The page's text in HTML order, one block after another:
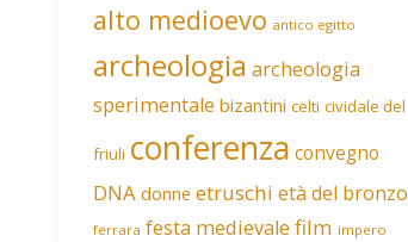
alto medioevo antico egitto
archeologia archeologia
sperimentale bizantini celti cividale del
friuli conferenza convegno
DNA donne etruschi età del bronzo
ferrara festa medievale film impero